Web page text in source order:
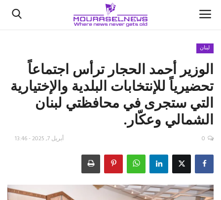
الأخبار
كتّابنا
السعودية
اقتصاد
علوم وتكنولوجيا
رياضة
لبنان
الوزير أحمد الحجار ترأس اجتماعاً
تحضيرياً للإنتخابات البلدية والإختيارية
التي ستجرى في محافظتي لبنان
الشمالي وعكّار.
أبريل 7, 2025 - 13:46 0